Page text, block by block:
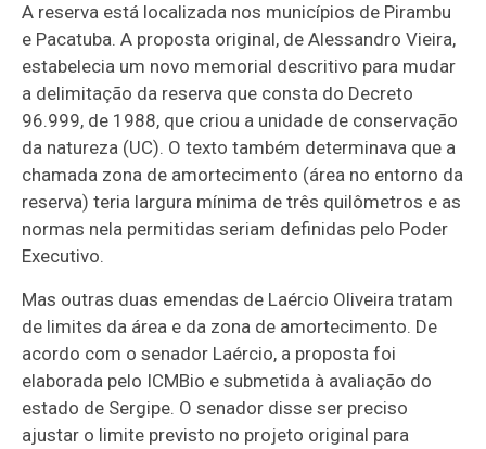
A reserva está localizada nos municípios de Pirambu
e Pacatuba. A proposta original, de Alessandro Vieira,
estabelecia um novo memorial descritivo para mudar
a delimitação da reserva que consta do Decreto
96.999, de 1988, que criou a unidade de conservação
da natureza (UC). O texto também determinava que a
chamada zona de amortecimento (área no entorno da
reserva) teria largura mínima de três quilômetros e as
normas nela permitidas seriam definidas pelo Poder
Executivo.
Mas outras duas emendas de Laércio Oliveira tratam
de limites da área e da zona de amortecimento. De
acordo com o senador Laércio, a proposta foi
elaborada pelo ICMBio e submetida à avaliação do
estado de Sergipe. O senador disse ser preciso
ajustar o limite previsto no projeto original para